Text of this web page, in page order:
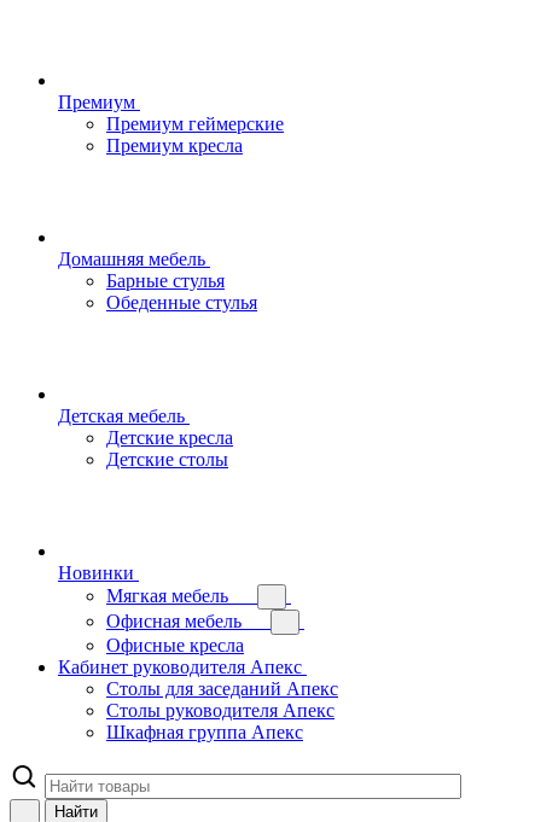
Премиум
Премиум геймерские
Премиум кресла
Домашняя мебель
Барные стулья
Обеденные стулья
Детская мебель
Детские кресла
Детские столы
Новинки
Мягкая мебель
Офисная мебель
Офисные кресла
Кабинет руководителя Апекс
Столы для заседаний Апекс
Столы руководителя Апекс
Шкафная группа Апекс
Найти